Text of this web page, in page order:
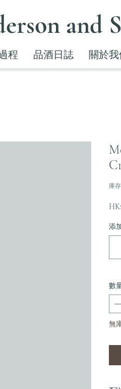
程 品酒日誌 關於我
and
庫存
添
數
無